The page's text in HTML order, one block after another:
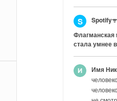
S
Флагманская
стала умнее
Имя